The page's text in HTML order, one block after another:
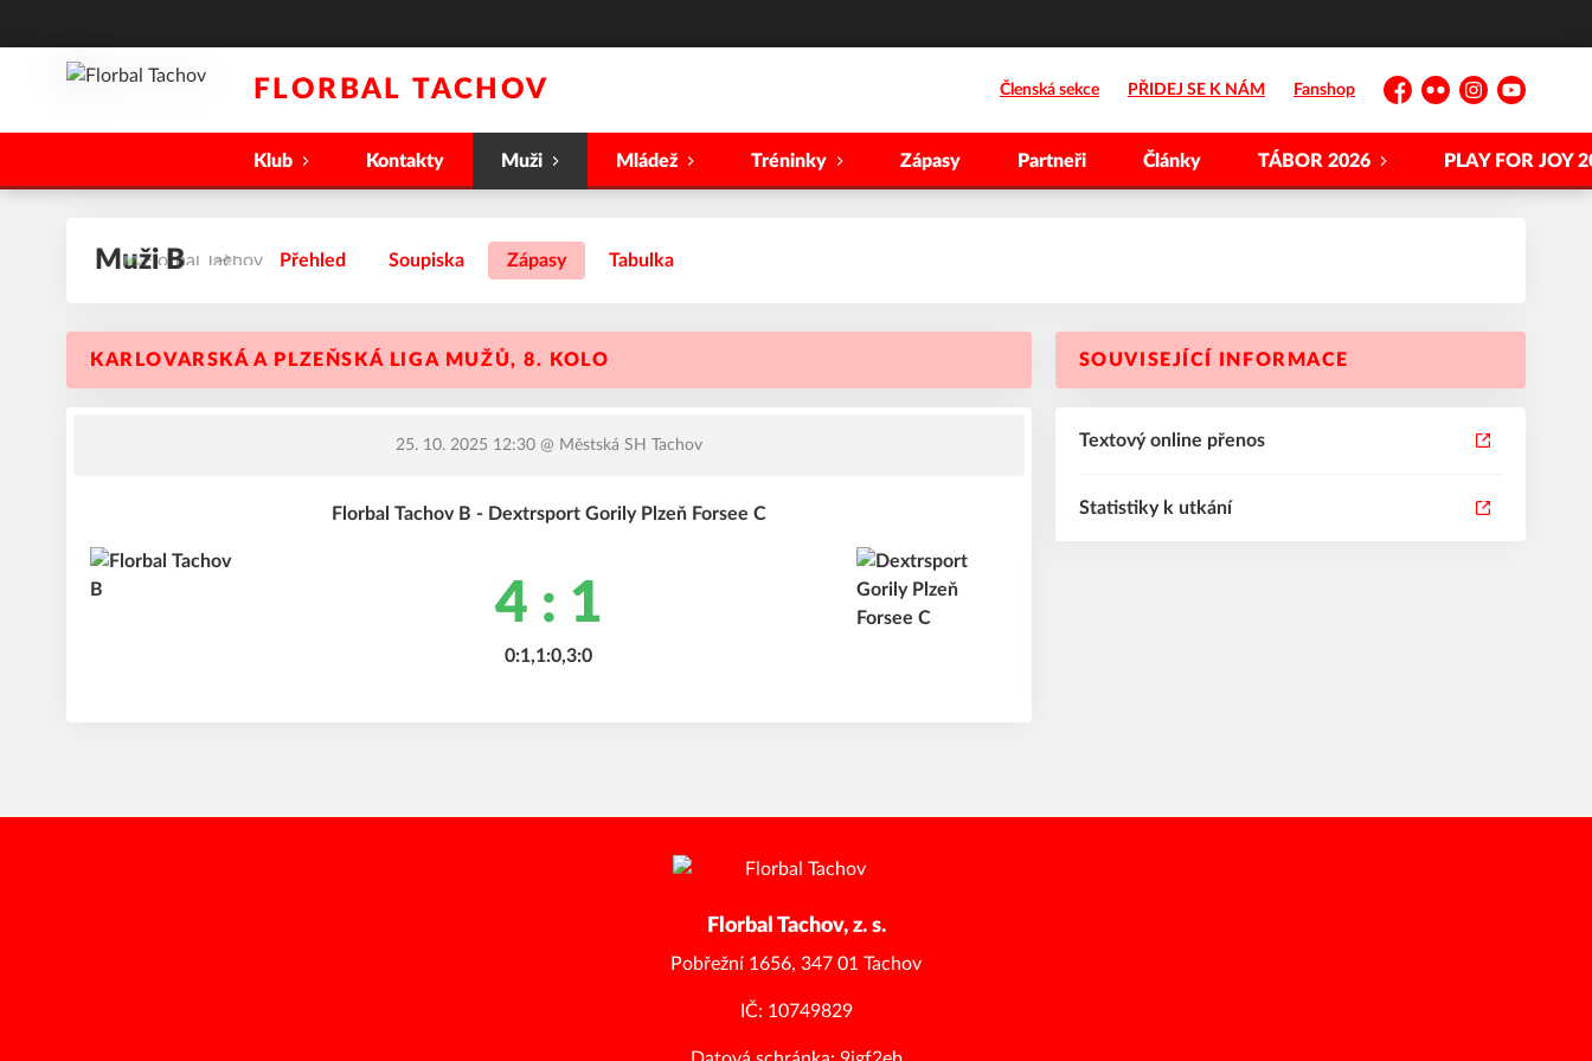
FLORBAL TACHOV Členská sekce PŘIDEJ SE K NÁM Fanshop
Facebook
FlickrInstagramYouTube
Klub Kontakty Muži Mládež Tréninky Zápasy Partneři Články TÁBOR 2026 PLAY FOR JOY
Muži B Přehled Soupiska Zápasy Tabulka
KARLOVARSKÁ A PLZEŇSKÁ LIGA MUŽŮ, 8. KOLO
25. 10. 2025 12:30@ Městská SH Tachov
Florbal Tachov B - Dextrsport Gorily Plzeň Forsee C
4 : 1
0:1,1:0,3:0
SOUVISEJÍCÍ INFORMACE
Textový online přenos
Statistiky k utkání
Florbal Tachov, z. s.
Pobřežní 1656, 347 01 Tachov
IČ: 10749829